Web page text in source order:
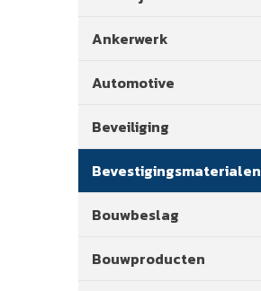
Ankerwerk
Automotive
Beveiliging
Bevestigingsmaterialen
Bouwbeslag
Bouwproducten